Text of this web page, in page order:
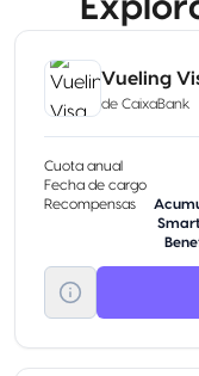
Vueling
de CaixaBank
Cuota anual
Fecha de cargo
Recompensas